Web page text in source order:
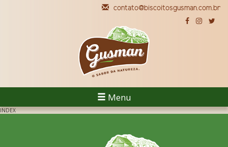
contato@biscoitosgusman.com.br
Menu
INDEX